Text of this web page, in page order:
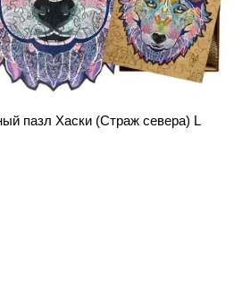
пазл Хаски (Страж севера) L